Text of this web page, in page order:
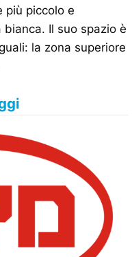
più piccolo e
Il suo spazio è
la zona superiore